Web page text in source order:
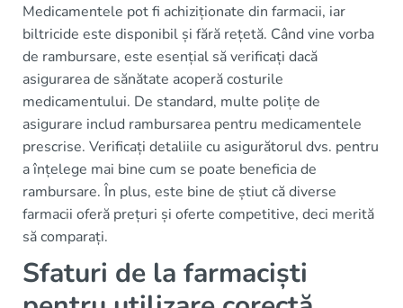
Medicamentele pot fi achiziționate din farmacii, iar
biltricide este disponibil și fără rețetă. Când vine vorba
de rambursare, este esențial să verificați dacă
asigurarea de sănătate acoperă costurile
medicamentului. De standard, multe polițe de
asigurare includ rambursarea pentru medicamentele
prescrise. Verificați detaliile cu asigurătorul dvs. pentru
a înțelege mai bine cum se poate beneficia de
rambursare. În plus, este bine de știut că diverse
farmacii oferă prețuri și oferte competitive, deci merită
să comparați.
Sfaturi de la farmaciști